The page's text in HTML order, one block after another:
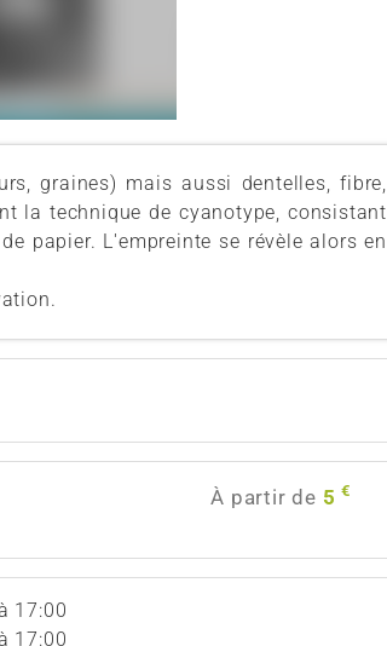
graines) mais aussi dentelles, fibre,
la technique de cyanotype, consistant
papier. L'empreinte se révèle alors en
À partir de 5 €
17:00
17:00